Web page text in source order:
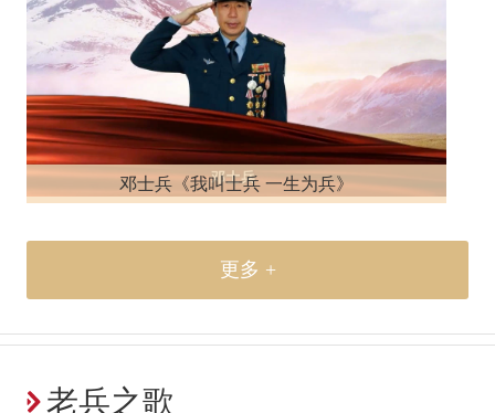
邓士兵《我叫士兵 一生为兵》
更多 +
老兵之歌